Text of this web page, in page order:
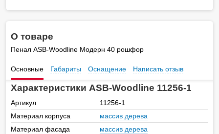
О товаре
Пенал ASB-Woodline Модерн 40 рошфор
Основные Габариты Оснащение Написать отзыв
Характеристики ASB-Woodline 11256-1
Артикул
11256-1
Материал корпуса
массив дерева
Материал фасада
массив дерева